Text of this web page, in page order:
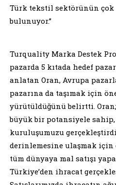
Türk tekstil sektörünün çok
bulunuyor.”
Turquality Marka Destek
pazarda 5 kıtada hedef
anlatan Oran, Avrupa
pazarına da taşımak için
yürütüldüğünü belirtti. Oran;
büyük bir potansiyele
kuruluşumuzu
derinlemesine ulaşmak için
tüm dünyaya mal satışı
Türkiye’den ihracat